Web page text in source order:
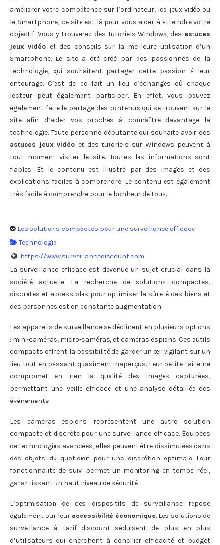
améliorer votre compétence sur l’ordinateur, les jeux vidéo ou
le Smartphone, ce site est là pour vous aider à atteindre votre
objectif. Vous y trouverez des tutoriels Windows, des astuces
jeux vidéo et des conseils sur la meilleure utilisation d’un
Smartphone. Le site a été créé par des passionnés de la
technologie, qui souhaitent partager cette passion à leur
entourage. C’est de ce fait un lieu d’échanges où chaque
lecteur peut également participer. En effet, vous pouvez
également faire le partage des contenus qui se trouvent sur le
site afin d’aider vos proches à connaître davantage la
technologie. Toute personne débutante qui souhaite avoir des
astuces jeux vidéo et des tutoriels sur Windows peuvent à
tout moment visiter le site. Toutes les informations sont
fiables. Et le contenu est illustré par des images et des
explications faciles à comprendre. Le contenu est également
très facile à comprendre pour le bonheur de tous.
Les solutions compactes pour une surveillance efficace
Technologie
https://www.surveillancediscount.com
La surveillance efficace est devenue un sujet crucial dans la
société actuelle. La recherche de solutions compactes,
discrètes et accessibles pour optimiser la sûreté des biens et
des personnes est en constante augmentation.
Les appareils de surveillance se déclinent en plusieurs options
: mini-caméras, micro-caméras, et caméras espions. Ces outils
compacts offrent la possibilité de garder un œil vigilant sur un
lieu tout en passant quasiment inaperçus. Leur petite taille ne
compromet en rien la qualité des images capturées,
permettant une veille efficace et une analyse détaillée des
événements.
Les caméras espions représentent une autre solution
compacte et discrète pour une surveillance efficace. Équipées
de technologies avancées, elles peuvent être dissimulées dans
des objets du quotidien pour une discrétion optimale. Leur
fonctionnalité de suivi permet un monitoring en temps réel,
garantissant un haut niveau de sécurité.
L’optimisation de ces dispositifs de surveillance repose
également sur leur accessibilité économique. Les solutions de
surveillance à tarif discount séduisent de plus en plus
d’utilisateurs qui cherchent à concilier efficacité et budget